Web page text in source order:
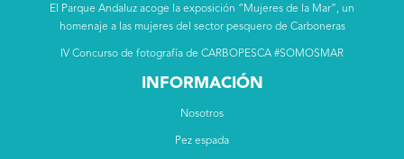
El Parque Andaluz acoge la exposición “Mujeres de la Mar”, un
homenaje a las mujeres del sector pesquero de Carboneras
IV Concurso de fotografía de CARBOPESCA #SOMOSMAR
INFORMACIÓN
Nosotros
Pez espada